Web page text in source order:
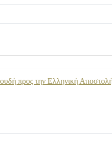
προς την Ελληνική Αποστολή